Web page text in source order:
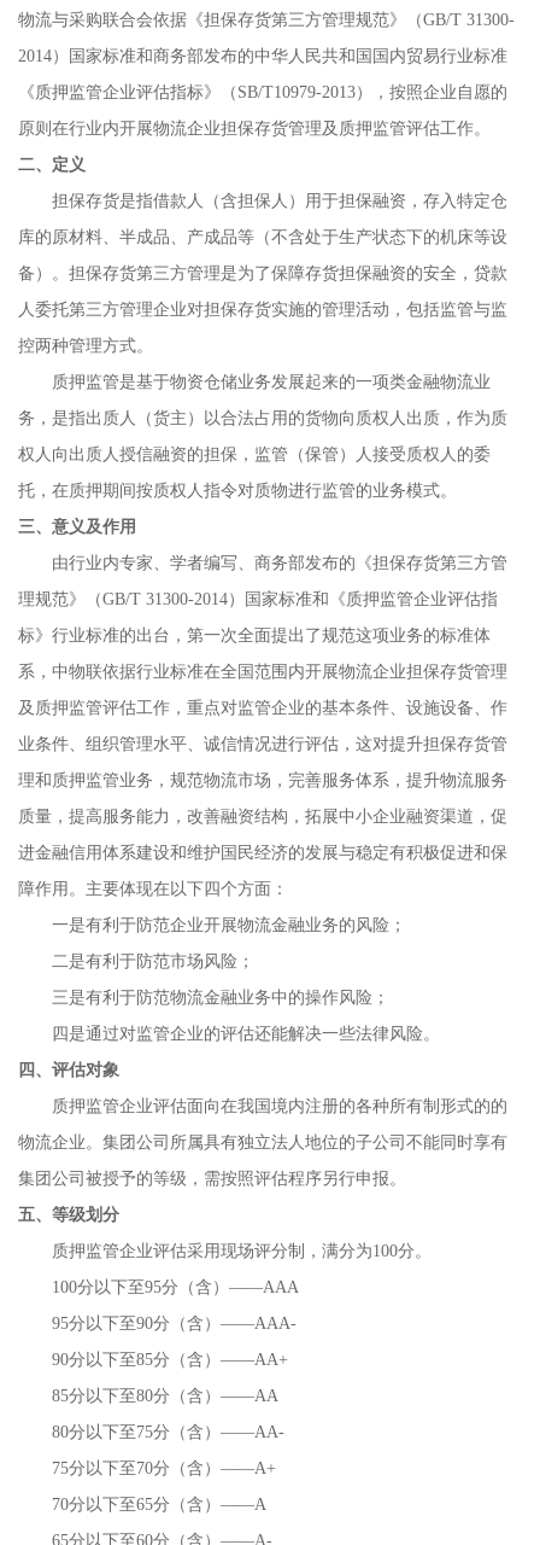
物流与采购联合会依据《担保存货第三方管理规范》（GB/T 31300-
2014）国家标准和商务部发布的中华人民共和国国内贸易行业标准
《质押监管企业评估指标》（SB/T10979-2013），按照企业自愿的
原则在行业内开展物流企业担保存货管理及质押监管评估工作。
二、定义
担保存货是指借款人（含担保人）用于担保融资，存入特定仓
库的原材料、半成品、产成品等（不含处于生产状态下的机床等设
备）。担保存货第三方管理是为了保障存货担保融资的安全，贷款
人委托第三方管理企业对担保存货实施的管理活动，包括监管与监
控两种管理方式。
质押监管是基于物资仓储业务发展起来的一项类金融物流业
务，是指出质人（货主）以合法占用的货物向质权人出质，作为质
权人向出质人授信融资的担保，监管（保管）人接受质权人的委
托，在质押期间按质权人指令对质物进行监管的业务模式。
三、意义及作用
由行业内专家、学者编写、商务部发布的《担保存货第三方管
理规范》（GB/T 31300-2014）国家标准和《质押监管企业评估指
标》行业标准的出台，第一次全面提出了规范这项业务的标准体
系，中物联依据行业标准在全国范围内开展物流企业担保存货管理
及质押监管评估工作，重点对监管企业的基本条件、设施设备、作
业条件、组织管理水平、诚信情况进行评估，这对提升担保存货管
理和质押监管业务，规范物流市场，完善服务体系，提升物流服务
质量，提高服务能力，改善融资结构，拓展中小企业融资渠道，促
进金融信用体系建设和维护国民经济的发展与稳定有积极促进和保
障作用。主要体现在以下四个方面：
一是有利于防范企业开展物流金融业务的风险；
二是有利于防范市场风险；
三是有利于防范物流金融业务中的操作风险；
四是通过对监管企业的评估还能解决一些法律风险。
四、评估对象
质押监管企业评估面向在我国境内注册的各种所有制形式的的
物流企业。集团公司所属具有独立法人地位的子公司不能同时享有
集团公司被授予的等级，需按照评估程序另行申报。
五、等级划分
质押监管企业评估采用现场评分制，满分为100分。
100分以下至95分（含）——AAA
95分以下至90分（含）——AAA-
90分以下至85分（含）——AA+
85分以下至80分（含）——AA
80分以下至75分（含）——AA-
75分以下至70分（含）——A+
70分以下至65分（含）——A
65分以下至60分（含）——A-